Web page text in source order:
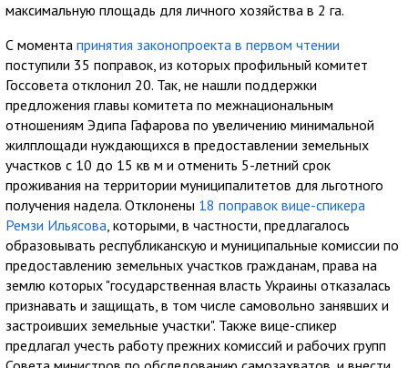
максимальную площадь для личного хозяйства в 2 га.
С момента принятия законопроекта в первом чтении
поступили 35 поправок, из которых профильный комитет
Госсовета отклонил 20. Так, не нашли поддержки
предложения главы комитета по межнациональным
отношениям Эдипа Гафарова по увеличению минимальной
жилплощади нуждающихся в предоставлении земельных
участков с 10 до 15 кв м и отменить 5-летний срок
проживания на территории муниципалитетов для льготного
получения надела. Отклонены 18 поправок вице-спикера
Ремзи Ильясова, которыми, в частности, предлагалось
образовывать республиканскую и муниципальные комиссии по
предоставлению земельных участков гражданам, права на
землю которых "государственная власть Украины отказалась
признавать и защищать, в том числе самовольно занявших и
застроивших земельные участки". Также вице-спикер
предлагал учесть работу прежних комиссий и рабочих групп